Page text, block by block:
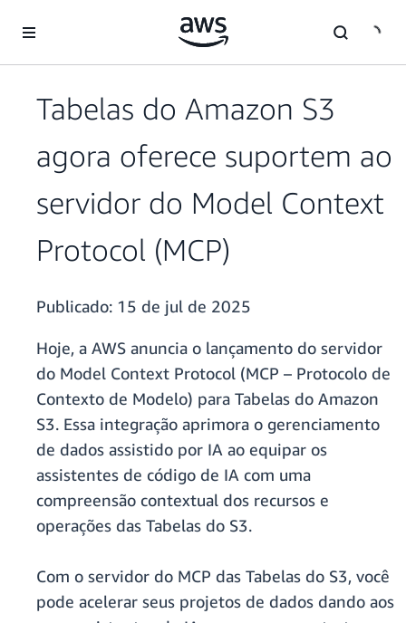
Pular para o conteúdo principal
Tabelas do Amazon S3
agora oferece suportem ao
servidor do Model Context
Protocol (MCP)
Publicado: 15 de jul de 2025
Hoje, a AWS anuncia o lançamento do servidor
do Model Context Protocol (MCP – Protocolo de
Contexto de Modelo) para Tabelas do Amazon
S3. Essa integração aprimora o gerenciamento
de dados assistido por IA ao equipar os
assistentes de código de IA com uma
compreensão contextual dos recursos e
operações das Tabelas do S3.
Com o servidor do MCP das Tabelas do S3, você
pode acelerar seus projetos de dados dando aos